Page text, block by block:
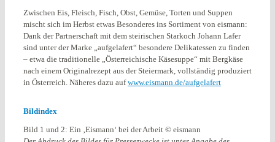
Zwischen Eis, Fleisch, Fisch, Obst, Gemüse, Torten und Suppen
mischt sich im Herbst etwas Besonderes ins Sortiment von eismann:
Dank der Partnerschaft mit dem steirischen Starkoch Johann Lafer
sind unter der Marke „aufgelafert“ besondere Delikatessen zu finden
– etwa die traditionelle „Österreichische Käsesuppe“ mit Bergkäse
nach einem Originalrezept aus der Steiermark, vollständig produziert
in Österreich. Näheres dazu aufwww.eismann.de/aufgelafert
Bildindex
Bild 1 und 2: Ein ‚Eismann‘ bei der Arbeit © eismann